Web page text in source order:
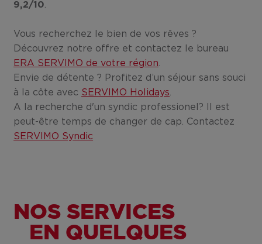
9,2/10
Vous recherchez le bien de vos rêves ?
Découvrez notre offre et contactez le bureau
ERA SERVIMO de votre région
Envie de détente ? Profitez d’un séjour sans souci
à la côte avec SERVIMO Holidays
A la recherche d'un syndic professionel? Il est
peut-être temps de changer de cap. Contactez
SERVIMO Syndic
NOS SERVICES
EN QUELQUES